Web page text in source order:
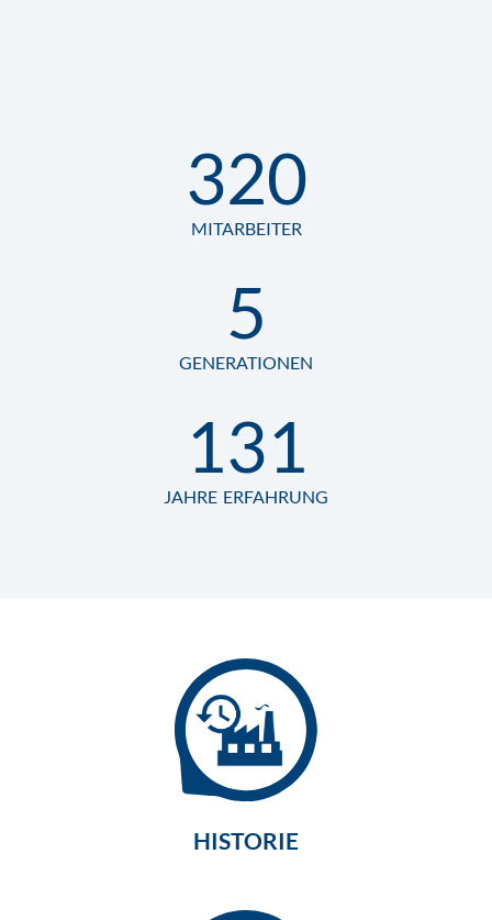
320
MITARBEITER
5
GENERATIONEN
131
JAHRE ERFAHRUNG
HISTORIE